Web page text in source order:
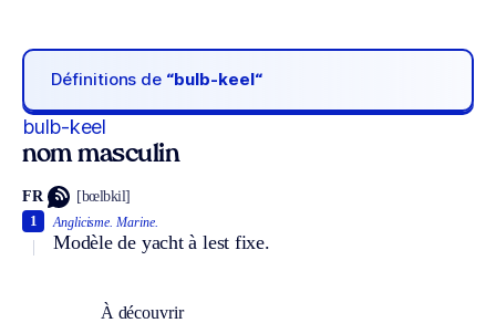
Définitions de “bulb-keel“
bulb-keel
nom masculin
FR [bœlbkil]
Anglicisme. Marine.
Modèle de yacht à lest fixe.
1
À découvrir